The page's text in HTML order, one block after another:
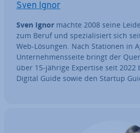
Sven Ignor
Sven Ignor machte 2008 seine
zum Beruf und spe­zia­li­siert sich
Web-Lösungen. Nach Stationen in
Un­ter­neh­mens­sei­te bringt der
über 15-jährige Expertise seit 2022
Digital Guide sowie den Startup